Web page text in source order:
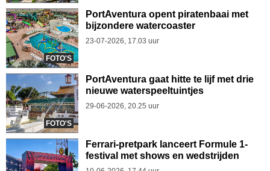
FOTO'S
PortAventura opent piratenbaai met
bijzondere watercoaster
23-07-2026, 17.03 uur
FOTO'S
PortAventura gaat hitte te lijf met drie
nieuwe waterspeeltuintjes
29-06-2026, 20.25 uur
Ferrari-pretpark lanceert Formule 1-
festival met shows en wedstrijden